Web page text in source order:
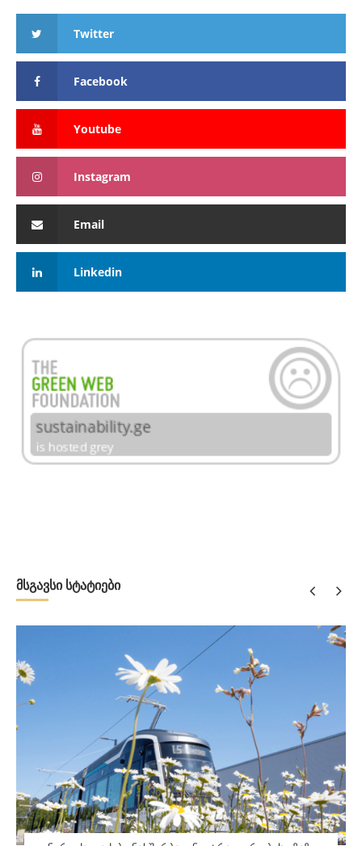
Twitter
Facebook
Youtube
Instagram
Email
Linkedin
მსგავსი სტატიები